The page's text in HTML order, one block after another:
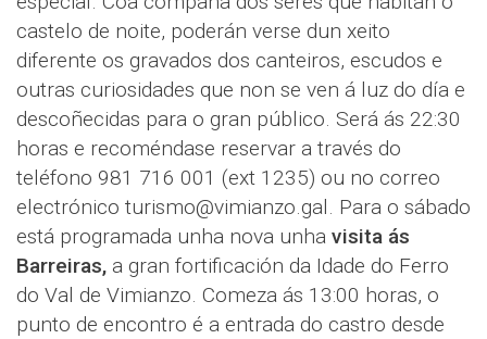
castelo de noite, poderán verse dun xeito
diferente os gravados dos canteiros, escudos e
outras curiosidades que non se ven á luz do día e
descoñecidas para o gran público. Será ás 22:30
horas e recoméndase reservar a través do
teléfono 981 716 001 (ext 1235) ou no correo
electrónico turismo@vimianzo.gal. Para o sábado
está programada unha nova unha visita ás
Barreiras, a gran fortificación da Idade do Ferro
do Val de Vimianzo. Comeza ás 13:00 horas, o
punto de encontro é a entrada do castro desde